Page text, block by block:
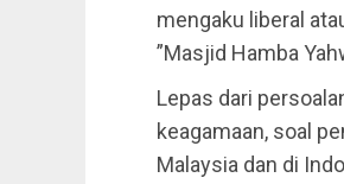
mengaku liberal
”Masjid Hamba
Lepas dari
keagamaan, soal
Malaysia dan di